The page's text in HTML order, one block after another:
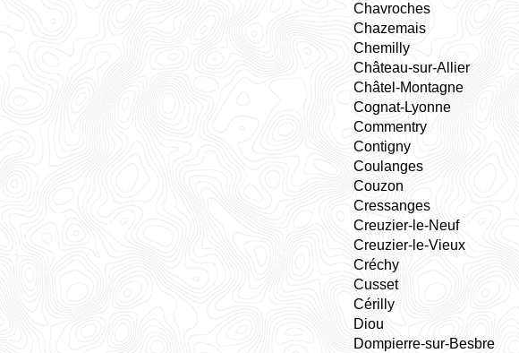
Chavroches
Chazemais
Chemilly
Château-sur-Allier
Châtel-Montagne
Cognat-Lyonne
Commentry
Contigny
Coulanges
Couzon
Cressanges
Creuzier-le-Neuf
Creuzier-le-Vieux
Créchy
Cusset
Cérilly
Diou
Dompierre-sur-Besbre